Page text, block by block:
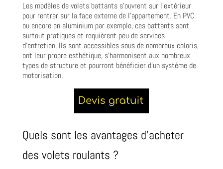
Les modèles de volets battants s’ouvrent sur l’extérieur
pour rentrer sur la face externe de l’appartement. En PVC
ou encore en aluminium par exemple, ces battants sont
surtout pratiques et requièrent peu de services
d’entretien. Ils sont accessibles sous de nombreux coloris,
ont leur propre esthétique, s’harmonisent aux nombreux
types de structure et pourront bénéficier d’un système de
motorisation.
Quels sont les avantages d’acheter
des volets roulants ?